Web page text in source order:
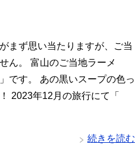
まず思い当たりますが、ご当
ん。 富山のご当地ラーメ
です。 あの黒いスープの色っ
2023年12月の旅行にて「
続きを読む